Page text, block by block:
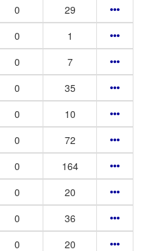
0
29
0
1
0
7
0
35
0
10
0
72
0
164
0
20
0
36
0
20